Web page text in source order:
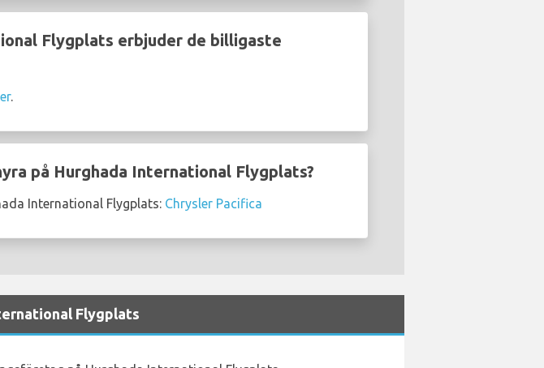
Flygplats erbjuder de billigaste
.
på Hurghada International Flygplats?
International Flygplats: Chrysler Pacifica
Flygplats